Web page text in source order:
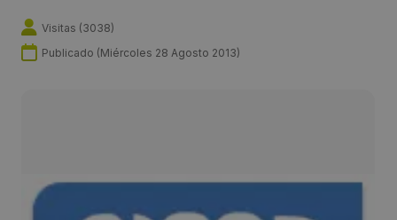
Visitas (3038)
Publicado (Miércoles 28 Agosto 2013)